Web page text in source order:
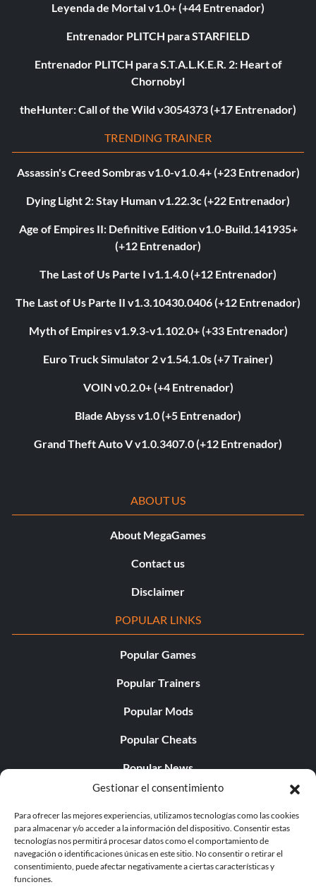
Gestionar el consentimiento
Para ofrecer las mejores experiencias, utilizamos tecnologías como las cookies
para almacenar y/o acceder a la información del dispositivo. Consentir estas
tecnologías nos permitirá procesar datos como el comportamiento de
navegación o identificaciones únicas en este sitio. No consentir o retirar el
consentimiento, puede afectar negativamente a ciertas características y
funciones.
Leyenda de Mortal v1.0+ (+44 Entrenador)
Entrenador PLITCH para STARFIELD
Entrenador PLITCH para S.T.A.L.K.E.R. 2: Heart of
Chornobyl
theHunter: Call of the Wild v3054373 (+17 Entrenador)
TRENDING TRAINER
Assassin's Creed Sombras v1.0-v1.0.4+ (+23 Entrenador)
Dying Light 2: Stay Human v1.22.3c (+22 Entrenador)
Age of Empires II: Definitive Edition v1.0-Build.141935+
(+12 Entrenador)
The Last of Us Parte I v1.1.4.0 (+12 Entrenador)
The Last of Us Parte II v1.3.10430.0406 (+12 Entrenador)
Myth of Empires v1.9.3-v1.102.0+ (+33 Entrenador)
Euro Truck Simulator 2 v1.54.1.0s (+7 Trainer)
VOIN v0.2.0+ (+4 Entrenador)
Blade Abyss v1.0 (+5 Entrenador)
Grand Theft Auto V v1.0.3407.0 (+12 Entrenador)
ABOUT US
About MegaGames
Contact us
Disclaimer
POPULAR LINKS
Popular Games
Popular Trainers
Popular Mods
Popular Cheats
Popular News
Popular Editorials
Popular Free Games
LATEST UPDATES